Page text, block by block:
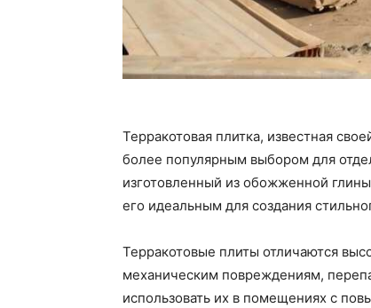
Терракотовая плитка, известная
более популярным выбором для
изготовленный из обожженной
его идеальным для создания
Терракотовые плиты отличаются
механическим повреждениям,
использовать их в помещениях с